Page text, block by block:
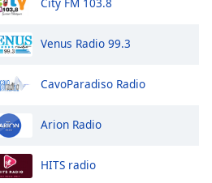
Venus Radio 99.3
CavoParadiso Radio
Arion Radio
HITS radio